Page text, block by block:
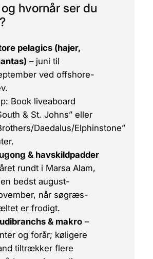
hvornår ser du
pelagics (hajer,
– juni til
ved offshore-
Book liveaboard
& St. Johns” eller
Daedalus/Elphinstone”
& havskildpadder
rundt i Marsa Alam,
bedst august-
når søgræs-
er frodigt.
& makro–
og forår; køligere
tiltrækker flere